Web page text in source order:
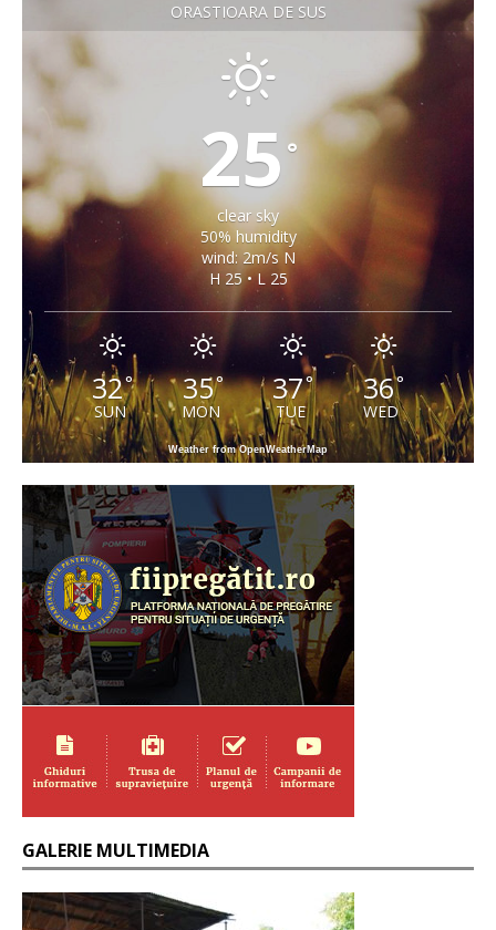
ORASTIOARA DE SUS
25 °
clear sky
50% humidity
wind: 2m/s N
H 25 • L 25
32°
SUN
35°
MON
37°
TUE
36°
WED
Weather from OpenWeatherMap
GALERIE MULTIMEDIA